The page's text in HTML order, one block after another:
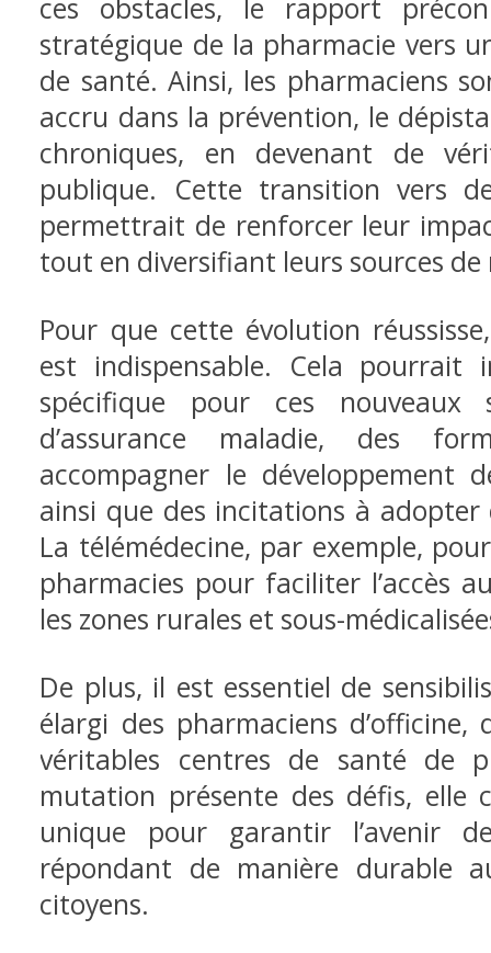
ces obstacles, le rapport
stratégique de la pharmacie vers
de santé. Ainsi, les pharmaciens
accru dans la prévention, le
chroniques, en devenant de
publique. Cette transition vers
permettrait de renforcer leur
tout en diversifiant leurs sources de
Pour que cette évolution
est indispensable. Cela pourrait
spécifique pour ces nouveaux
d’assurance maladie, des
accompagner le développement
ainsi que des incitations à adopter
La télémédecine, par exemple,
pharmacies pour faciliter l’accès
les zones rurales et sous-
De plus, il est essentiel de
élargi des pharmaciens
véritables centres de santé de
mutation présente des défis, elle
unique pour garantir l’avenir
répondant de manière durable
citoyens.